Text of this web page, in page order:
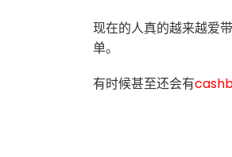
现在的人真的越来越爱
单。
有时候甚至还会有